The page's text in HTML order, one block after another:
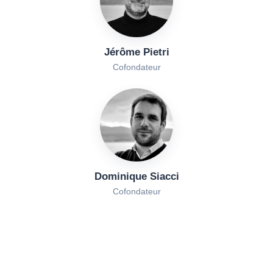
Jérôme Pietri
Cofondateur
Dominique Siacci
Cofondateur